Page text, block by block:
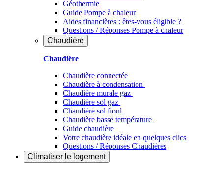
Géothermie
Guide Pompe à chaleur
Aides financières : êtes-vous éligible ?
Questions / Réponses Pompe à chaleur
Chaudière
Chaudière
Chaudière connectée
Chaudière à condensation
Chaudière murale gaz
Chaudière sol gaz
Chaudière sol fioul
Chaudière basse température
Guide chaudière
Votre chaudière idéale en quelques clics
Questions / Réponses Chaudières
Climatiser le logement